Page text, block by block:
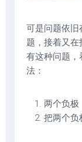
可是问题依旧
题，接着又在
有这种问题，
法：
两个负极
把两个负